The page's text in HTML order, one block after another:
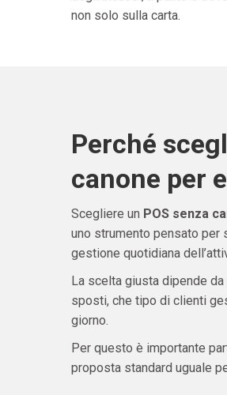
non solo sulla carta.
Perché
canone per
Scegliere un POS senza
uno strumento pensato per
gestione quotidiana
La scelta giusta dipende
sposti, che tipo di clienti
giorno.
Per questo è importante
proposta standard uguale